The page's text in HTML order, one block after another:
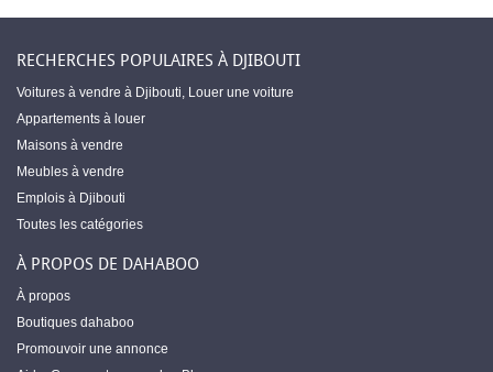
RECHERCHES POPULAIRES À DJIBOUTI
Voitures à vendre à Djibouti, Louer une voiture
Appartements à louer
Maisons à vendre
Meubles à vendre
Emplois à Djibouti
Toutes les catégories
À PROPOS DE DAHABOO
À propos
Boutiques dahaboo
Promouvoir une annonce